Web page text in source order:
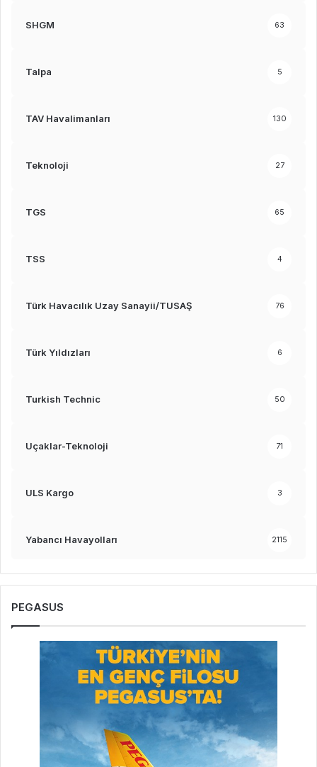
SHGM 63
Talpa 5
TAV Havalimanları 130
Teknoloji 27
TGS 65
TSS 4
Türk Havacılık Uzay Sanayii/TUSAŞ 76
Türk Yıldızları 6
Turkish Technic 50
Uçaklar-Teknoloji 71
ULS Kargo 3
Yabancı Havayolları 2115
PEGASUS